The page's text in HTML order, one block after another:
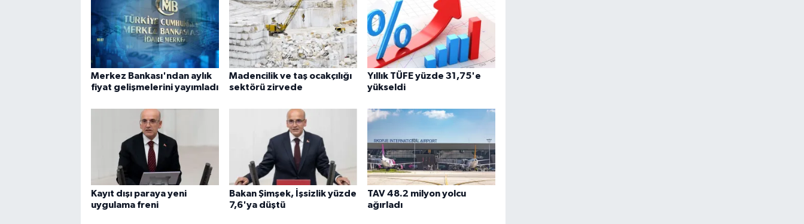
Merkez Bankası'ndan aylık
fiyat gelişmelerini yayımladı
Madencilik ve taş ocakçılığı
sektörü zirvede
Yıllık TÜFE yüzde 31,75'e
yükseldi
Kayıt dışı paraya yeni
uygulama freni
Bakan Şimşek, İşsizlik yüzde
7,6'ya düştü
TAV 48.2 milyon yolcu
ağırladı